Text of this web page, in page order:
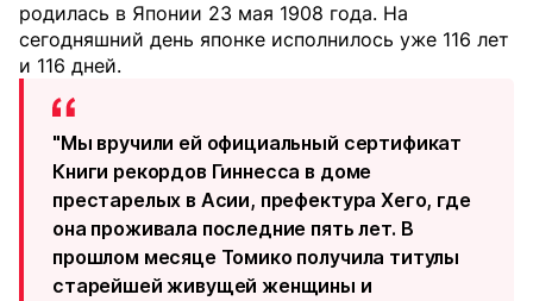
родилась в Японии 23 мая 1908 года. На
сегодняшний день японке исполнилось уже 116 лет
и 116 дней.
"Мы вручили ей официальный сертификат
Книги рекордов Гиннесса в доме
престарелых в Асии, префектура Хего, где
она проживала последние пять лет. В
прошлом месяце Томико получила титулы
старейшей живущей женщины и